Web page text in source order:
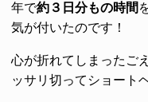
年で約３日分もの時間
気が付いたのです！
心が折れてしまったご
ッサリ切ってショート